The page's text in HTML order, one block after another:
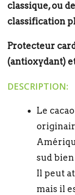
classique, ou
classification
Protecteur
(antioxydant)
DESCRIPTION:
Le
sud
Il peut
mais il